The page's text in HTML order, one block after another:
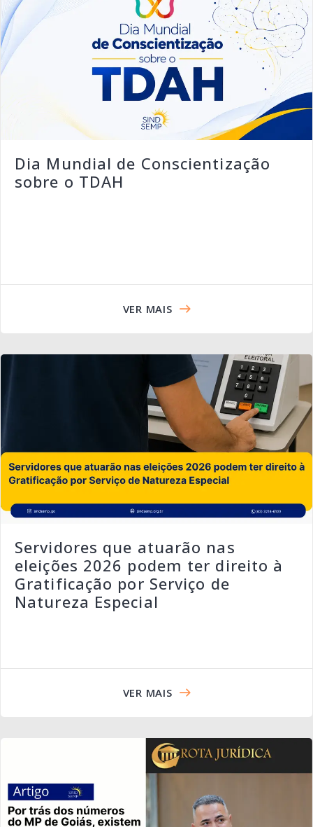
Dia Mundial de Conscientização
sobre o TDAH
VER MAIS
Servidores que atuarão nas
eleições 2026 podem ter direito à
Gratificação por Serviço de
Natureza Especial
VER MAIS